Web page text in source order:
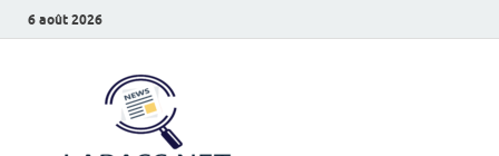
6 août 2026